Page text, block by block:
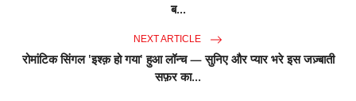
ब...
NEXT ARTICLE
रोमांटिक सिंगल 'इश्क़ हो गया' हुआ लॉन्च — सुनिए और प्यार भरे इस जज़्बाती
सफ़र का...